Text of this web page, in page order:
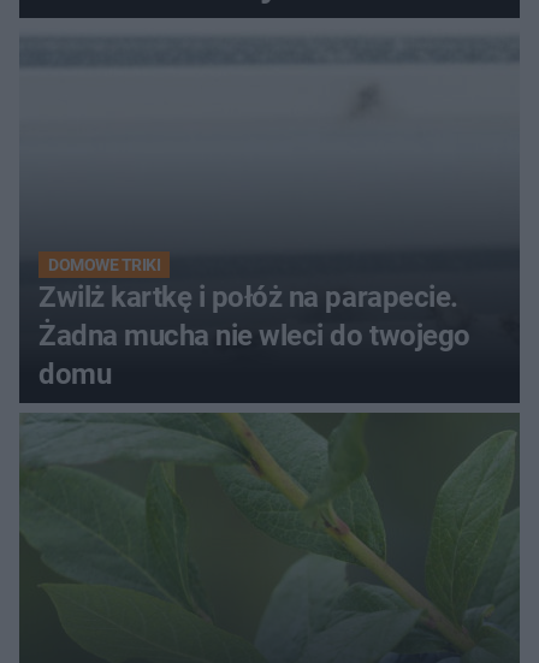
DOMOWE TRIKI
Zwilż kartkę i połóż na parapecie.
Żadna mucha nie wleci do twojego
domu